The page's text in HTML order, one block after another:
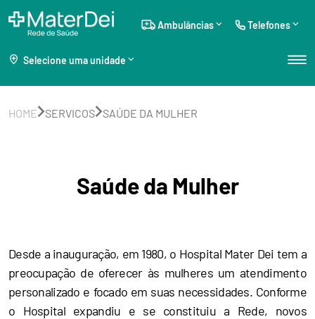
Telefones
Ambulâncias
Selecione uma unidade
HOME SERVICOS SAÚDE DA MULHER
Saúde da Mulher
Desde a inauguração, em 1980, o Hospital Mater Dei tem a
preocupação de oferecer às mulheres um atendimento
personalizado e focado em suas necessidades. Conforme
o Hospital expandiu e se constituiu a Rede, novos